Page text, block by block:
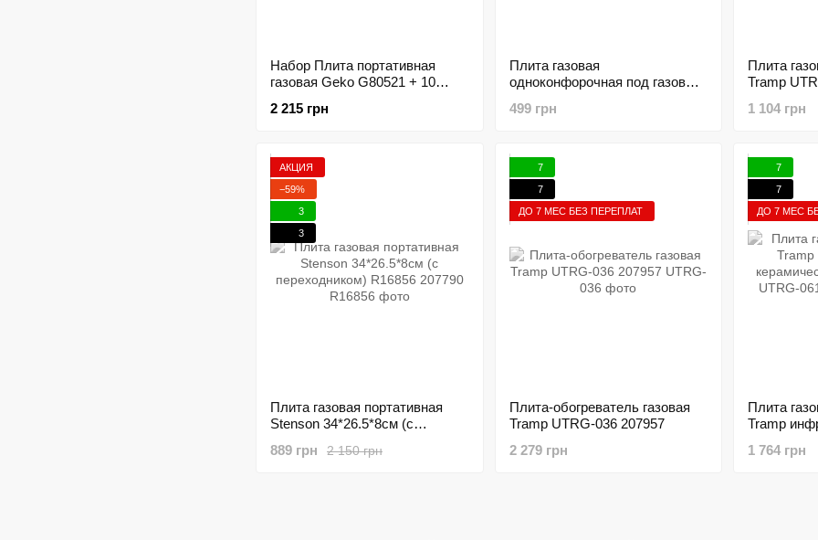
Набор Плита портативная
газовая Geko G80521 + 10
207758+189497
2 215 грн
Плита газовая
одноконфорочная под газовые
INTERTOOL GS-0001 176224
499 грн
Плита
Tramp
1 104 грн
АКЦИЯ
−59%
3
3
Плита газовая портативная
Stenson 34*26.5*8см (c
2 150 грн
889 грн
7
7
ДО 7 МЕС БЕЗ ПЕРЕПЛАТ
Плита-обогреватель газовая
Tramp UTRG-036 207957
2 279 грн
7
7
ДО 7 МЕС
Плита
Tramp
UTRG-061
1 764 грн